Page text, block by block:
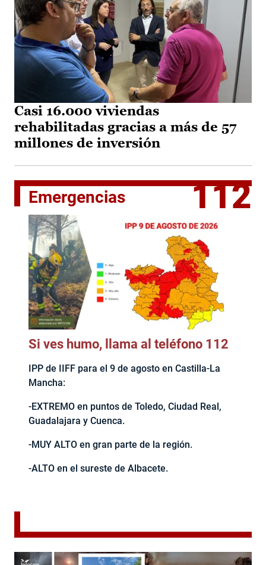
Casi 16.000 viviendas
rehabilitadas gracias a más de 57
millones de inversión
Emergencias 112
Si ves humo, llama al teléfono 112
IPP de IIFF para el 9 de agosto en Castilla-La
Mancha:
-EXTREMO en puntos de Toledo, Ciudad Real,
Guadalajara y Cuenca.
-MUY ALTO en gran parte de la región.
-ALTO en el sureste de Albacete.